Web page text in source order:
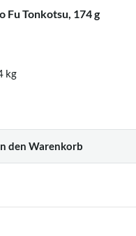
Fu Tonkotsu, 174 g
kg
den Warenkorb